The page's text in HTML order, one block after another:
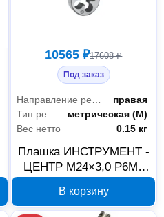
10565 ₽17608 ₽
Под заказ
правая
метрическая (М)
Вес нетто
0.15 кг
Плашка ИНСТРУМЕНТ -
ЦЕНТР М24×3,0 Р6М5
В корзину